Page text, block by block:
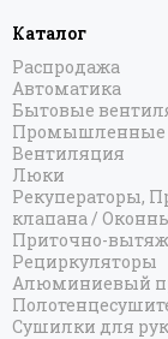
Каталог
Распродажа
Автоматика
Бытовые
Промышленные
Вентиляция
Люки
Рекуператоры,
клапана /
Приточно-
Рециркуляторы
Алюминиевый
Сушилки для рук